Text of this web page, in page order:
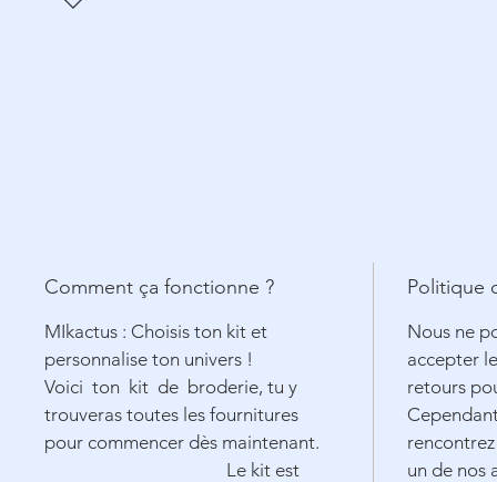
Comment ça fonctionne ?
MIkactus : Choisis ton kit et
personnalise ton univers !
Voici ton kit de broderie, tu y
trouveras toutes les fournitures
pour commencer dès maintenant.
Le kit est
Politique
Nous ne
accepter
retours
un de nos